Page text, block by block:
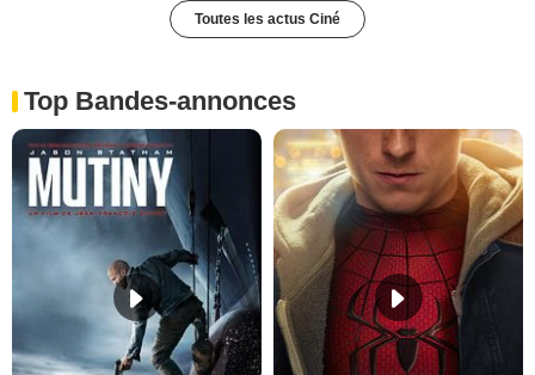
Toutes les actus Ciné
Top Bandes-annonces